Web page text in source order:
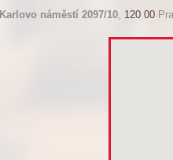
Karlovo náměstí 2097/10, 120 00